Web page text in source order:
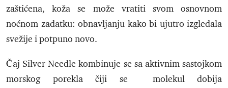
zaštićena, koža se može vratiti svom osnovnom
noćnom zadatku: obnavljanju kako bi ujutro izgledala
svežije i potpuno novo.
Čaj Silver Needle kombinuje se sa aktivnim sastojkom
morskog porekla čiji se molekul dobija